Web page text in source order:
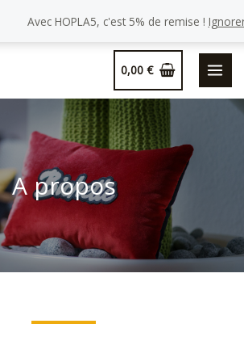
Avec HOPLA5, c'est 5% de remise !
0,00€
A propos